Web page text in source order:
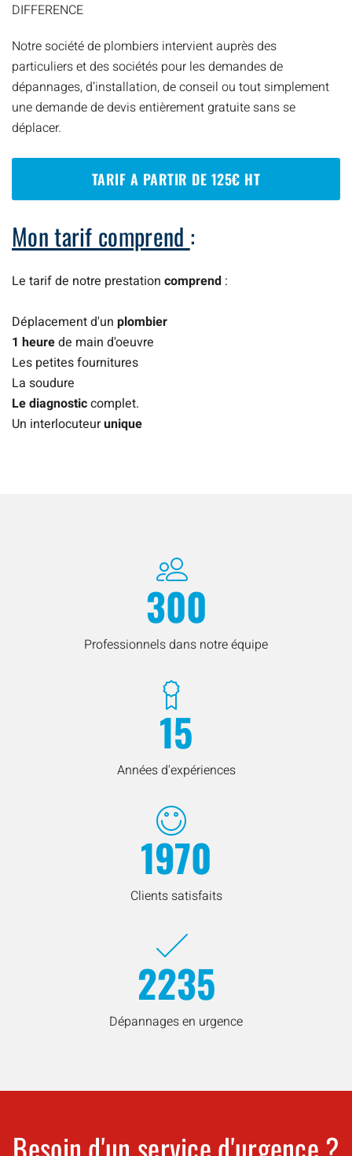
DIFFERENCE
Notre société de plombiers intervient auprès des
particuliers et des sociétés pour les demandes de
dépannages, d’installation, de conseil ou tout simplement
une demande de devis entièrement gratuite sans se
déplacer.
TARIF A PARTIR DE 125€ HT
Mon tarif comprend :
Le tarif de notre prestation comprend :
Déplacement d'un plombier
1 heurede main d'oeuvre
Les petites fournitures
La soudure
Le diagnosticcomplet.
Un interlocuteurunique
300
Professionnels dans notre équipe
15
Années d'expériences
1970
Clients satisfaits
2235
Dépannages en urgence